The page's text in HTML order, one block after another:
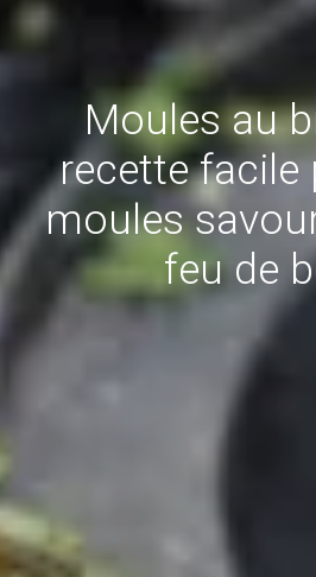
Moules au
recette facile
moules
feu de